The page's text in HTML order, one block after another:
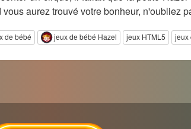
aurez trouvé votre bonheur, n'oubliez
de bébé jeux de bébé Hazel jeux HTML5 jeux